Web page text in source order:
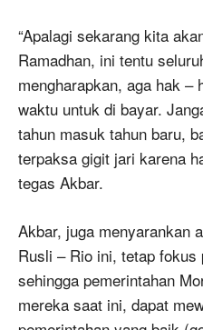
“Apalagi sekarang kita
Ramadhan, ini tentu
mengharapkan, aga hak –
waktu untuk di bayar.
tahun masuk tahun baru,
terpaksa gigit jari karena
tegas Akbar.
Akbar, juga menyarankan
Rusli – Rio ini, tetap
sehingga pemerintahan
mereka saat ini, dapat